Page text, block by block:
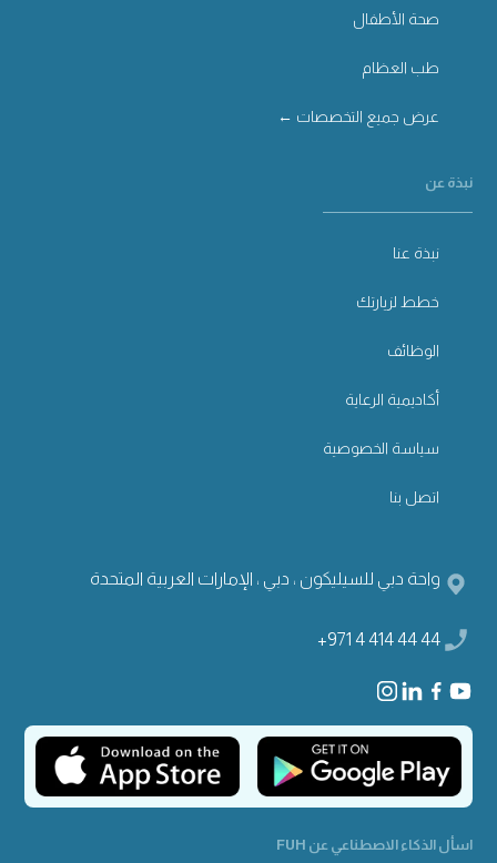
صحة الأطفال
طب العظام
عرض جميع التخصصات ←
نبذة عن
نبذة عنا
خطط لزيارتك
الوظائف
أكاديمية الرعاية
سياسة الخصوصية
اتصل بنا
واحة دبي للسيليكون ، دبي ، الإمارات العربية المتحدة
+971 4 414 44 44
اسأل الذكاء الاصطناعي عن FUH